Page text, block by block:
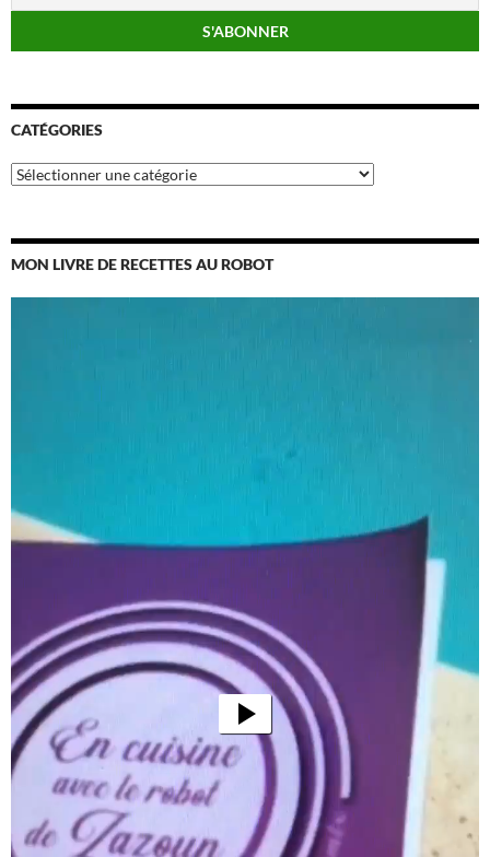
CATÉGORIES
Catégories
MON LIVRE DE RECETTES AU ROBOT